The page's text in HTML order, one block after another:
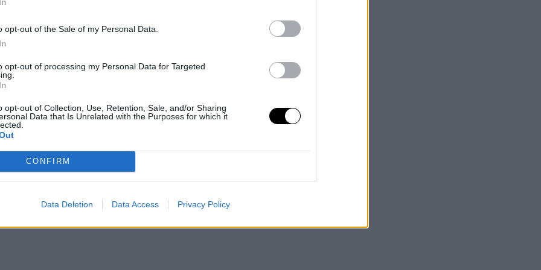
opt-out of the Sale of my Personal Data.
opt-out of processing my Personal Data for Targeted
opt-out of Collection, Use, Retention, Sale, and/or Sharing
Data that Is Unrelated with the Purposes for which it
CONFIRM
Data Deletion Data Access Privacy Policy
επιχείρηση της Βαλτιμόρης. Εχασε τη
πορνό για 39 ώρες. Μάλιστα,
πορνό για 6 ώρες μέσα στο
να ντροπιαστείς...